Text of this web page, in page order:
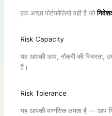
एक अच्छा पोर्टफोलियो वही है जो
Risk Capacity
यह आपकी आय, नौकरी की स्थिरता,
है।
Risk Tolerance
यह आपकी मानसिक क्षमता है — आप